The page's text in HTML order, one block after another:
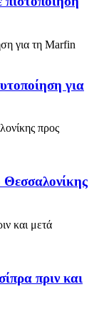
για
πριν και